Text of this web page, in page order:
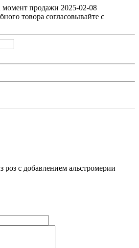
момент продажи 2025-02-08
товора согласовывайте с
роз c добавлением альстромерии